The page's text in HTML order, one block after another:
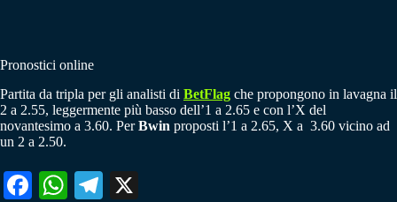
Pronostici online
Partita da tripla per gli analisti di BetFlag che propongono in lavagna il
2 a 2.55, leggermente più basso dell’1 a 2.65 e con l’X del
novantesimo a 3.60. PerBwin proposti l’1 a 2.65, X a 3.60 vicino ad
un 2 a 2.50.
Fa W
Te